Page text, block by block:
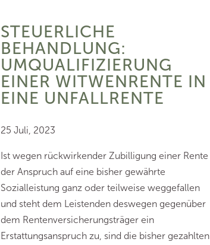
STEUERLICHE
BEHANDLUNG:
UMQUALIFIZIERUNG
EINER WITWENRENTE IN
EINE UNFALLRENTE
25 Juli, 2023
Ist wegen rückwirkender Zubilligung einer Rente
der Anspruch auf eine bisher gewährte
Sozialleistung ganz oder teilweise weggefallen
und steht dem Leistenden deswegen gegenüber
dem Rentenversicherungsträger ein
Erstattungsanspruch zu, sind die bisher gezahlten